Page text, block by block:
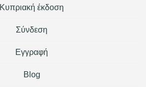
Κυπριακή έκδοση
Σύνδεση
Εγγραφή
Blog